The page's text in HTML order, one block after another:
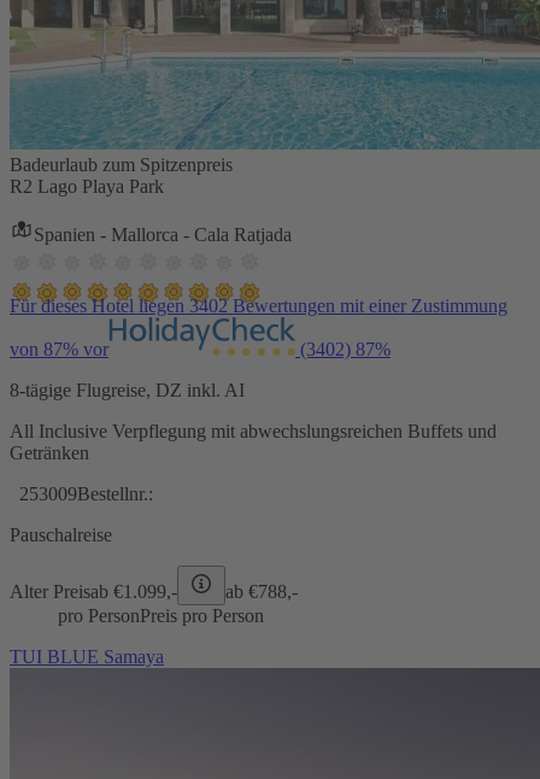
Badeurlaub zum Spitzenpreis
R2 Lago Playa Park
Spanien - Mallorca - Cala Ratjada
Für dieses Hotel liegen 3402 Bewertungen mit einer Zustimmung
von 87% vor (3402) 87%
8-tägige Flugreise, DZ inkl. AI
All Inclusive Verpflegung mit abwechslungsreichen Buffets und
Getränken
253009Bestellnr.:
Pauschalreise
Alter Preisab €1.099,- ab €788,-
pro PersonPreis pro Person
TUI BLUE Samaya